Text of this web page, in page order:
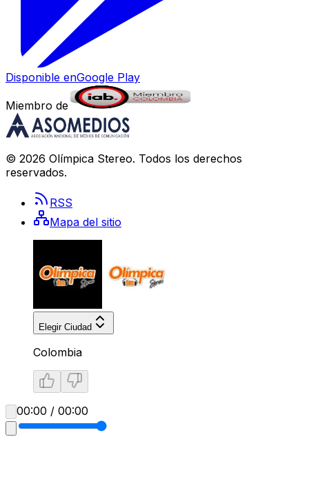
Disponible enGoogle Play
Miembro de
© 2026 Olímpica Stereo. Todos los derechos
reservados.
RSS
Mapa del sitio
Elegir Ciudad
Colombia
00:00 / 00:00